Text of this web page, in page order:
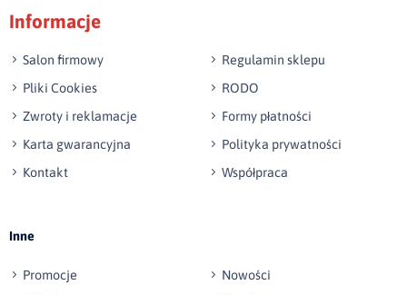
Wyślij opinię
Informacje
Salon firmowy
Regulamin sklepu
Pliki Cookies
RODO
Zwroty i reklamacje
Formy płatności
Karta gwarancyjna
Polityka prywatności
Kontakt
Współpraca
Inne
Promocje
Nowości